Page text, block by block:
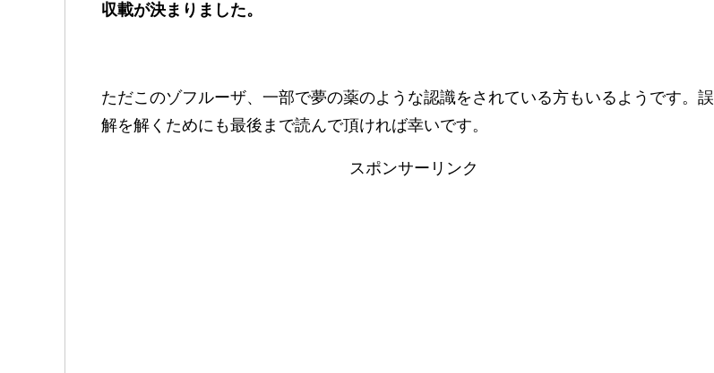
収載が決まりました。
ただこのゾフルーザ、一部で夢の薬のような認識をされている方もいるようです。誤
解を解くためにも最後まで読んで頂ければ幸いです。
スポンサーリンク